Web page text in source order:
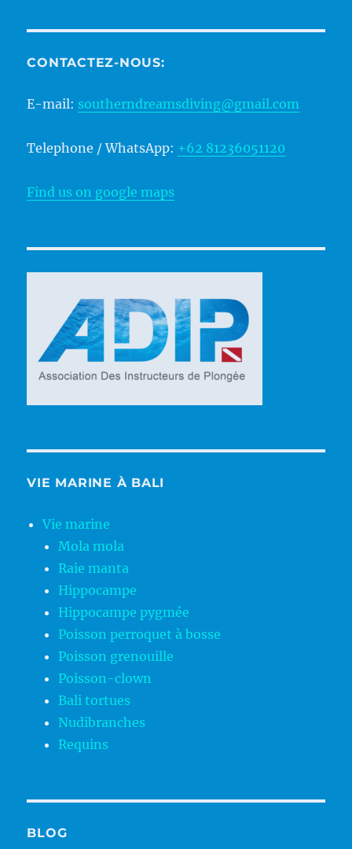
CONTACTEZ-NOUS:
E-mail: southerndreamsdiving@gmail.com
Telephone / WhatsApp: +62 81236051120
Find us on google maps
VIE MARINE À BALI
Vie marine
Mola mola
Raie manta
Hippocampe
Hippocampe pygmée
Poisson perroquet à bosse
Poisson grenouille
Poisson-clown
Bali tortues
Nudibranches
Requins
BLOG